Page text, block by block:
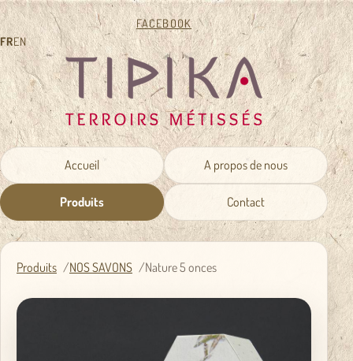
FACEBOOK
FREN
Accueil A propos de nous
Produits Contact
Produits NOS SAVONS Nature 5 onces